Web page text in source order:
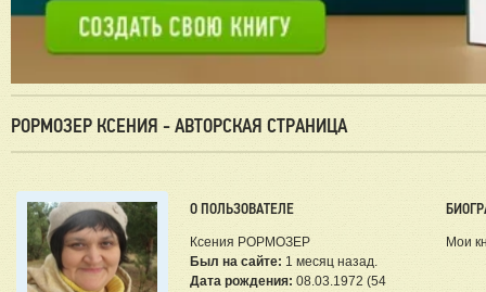
РОРМОЗЕР КСЕНИЯ - АВТОРСКАЯ СТРАНИЦА
О ПОЛЬЗОВАТЕЛЕ
Ксения РОРМОЗЕР
Был на сайте: 1 месяц назад.
Дата рождения: 08.03.1972 (54
Мои